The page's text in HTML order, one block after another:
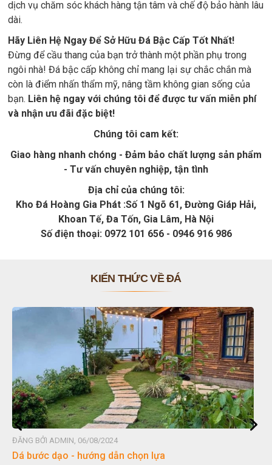
dịch vụ chăm sóc khách hàng tận tâm và chế độ bảo hành lâu
dài.
Hãy Liên Hệ Ngay Để Sở Hữu Đá Bậc Cấp Tốt Nhất!
Đừng để cầu thang của bạn trở thành một phần phụ trong
ngôi nhà! Đá bậc cấp không chỉ mang lại sự chắc chắn mà
còn là điểm nhấn thẩm mỹ, nâng tầm không gian sống của
bạn. Liên hệ ngay với chúng tôi để được tư vấn miễn phí
và nhận ưu đãi đặc biệt!
Chúng tôi cam kết:
Giao hàng nhanh chóng - Đảm bảo chất lượng sản phẩm
- Tư vấn chuyên nghiệp, tận tình
Địa chỉ của chúng tôi:
Kho Đá Hoàng Gia Phát :Số 1 Ngõ 61, Đường Giáp Hải,
Khoan Tế, Đa Tốn, Gia Lâm, Hà Nội
Số điện thoại: 0972 101 656 - 0946 916 986
KIẾN THỨC VỀ ĐÁ
ĐĂNG BỞI ADMIN, 06/08/2024
Dá bước dạo - hướng dẫn chọn lựa